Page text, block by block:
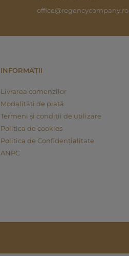
office@regencycompany.ro
INFORMAȚII
Livrarea comenzilor
Modalități de plată
Termeni și condiții de utilizare
Politica de cookies
Politica de Confidențialitate
ANPC